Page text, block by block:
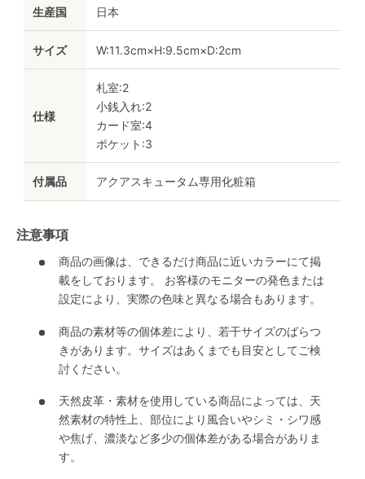
生産国 日本
サイズ W:11.3cm×H:9.5cm×D:2cm
仕様
札室:2
小銭入れ:2
カード室:4
ポケット:3
付属品 アクアスキュータム専用化粧箱
注意事項
商品の画像は、できるだけ商品に近いカラーにて掲
載をしております。 お客様のモニターの発色または
設定により、実際の色味と異なる場合もあります。
商品の素材等の個体差により、若干サイズのばらつ
きがあります。サイズはあくまでも目安としてご検
討ください。
天然皮革・素材を使用している商品によっては、天
然素材の特性上、部位により風合いやシミ・シワ感
や焦げ、濃淡など多少の個体差がある場合がありま
す。